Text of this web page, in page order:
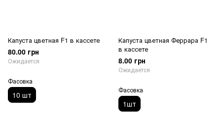
Капуста цветная F1 в кассете
80.00 грн
Ожидается
Фасовка
10 шт
Капуста цветная Феррара F1
в кассете
8.00 грн
Ожидается
Фасовка
1шт